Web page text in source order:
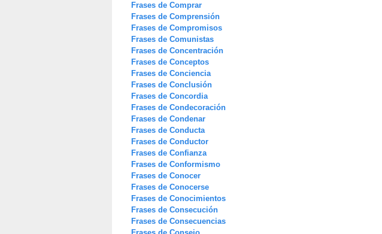
Frases de Comprar
Frases de Comprensión
Frases de Compromisos
Frases de Comunistas
Frases de Concentración
Frases de Conceptos
Frases de Conciencia
Frases de Conclusión
Frases de Concordia
Frases de Condecoración
Frases de Condenar
Frases de Conducta
Frases de Conductor
Frases de Confianza
Frases de Conformismo
Frases de Conocer
Frases de Conocerse
Frases de Conocimientos
Frases de Consecución
Frases de Consecuencias